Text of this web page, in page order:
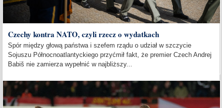
Czechy kontra NATO, czyli rzecz o wydatkach
Spór między głową państwa i szefem rządu o udział w szczycie
Sojuszu Północnoatlantyckiego przyćmił fakt, że premier Czech Andrej
Babiš nie zamierza wypełnić w najbliższy...